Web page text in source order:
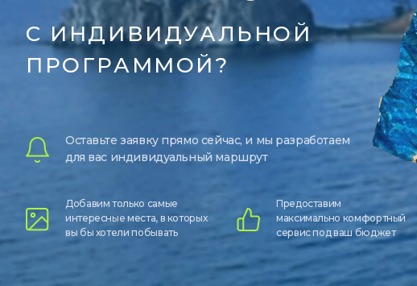
С ИНДИВИДУАЛЬНОЙ
ПРОГРАММОЙ?
Оставьте заявку прямо сейчас, и мы разработаем
для вас индивидуальный маршрут
Добавим только самые
интересные места, в которых
вы бы хотели побывать
Предоставим
максимально комфортный
сервис под ваш бюджет